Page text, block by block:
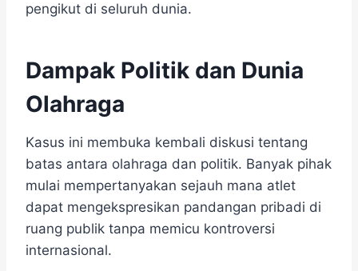
pengikut di seluruh dunia.
Dampak Politik dan Dunia
Olahraga
Kasus ini membuka kembali diskusi tentang
batas antara olahraga dan politik. Banyak pihak
mulai mempertanyakan sejauh mana atlet
dapat mengekspresikan pandangan pribadi di
ruang publik tanpa memicu kontroversi
internasional.